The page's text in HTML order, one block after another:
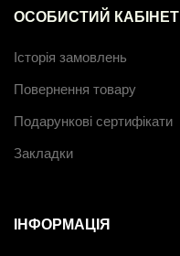
ОСОБИСТИЙ КАБІНЕТ
Історія замовлень
Повернення товару
Подарункові сертифікати
Закладки
ІНФОРМАЦІЯ